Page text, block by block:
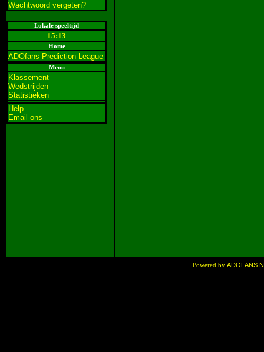
Wachtwoord vergeten?
Lokale speeltijd
15:13
Home
ADOfans Prediction League
Menu
Klassement
Wedstrijden
Statistieken
Help
Email ons
Powered by